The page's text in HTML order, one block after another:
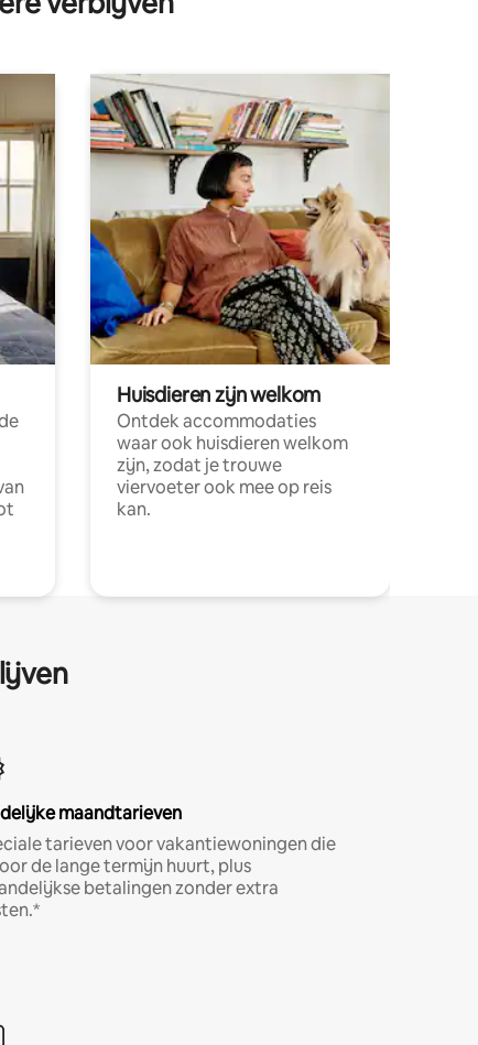
Huisdieren zijn welkom
Ontdek accommodaties
waar ook huisdieren welkom
zijn, zodat je trouwe
viervoeter ook mee op reis
kan.
maandtarieven
tarieven voor vakantiewoningen die
de lange termijn huurt, plus
betalingen zonder extra